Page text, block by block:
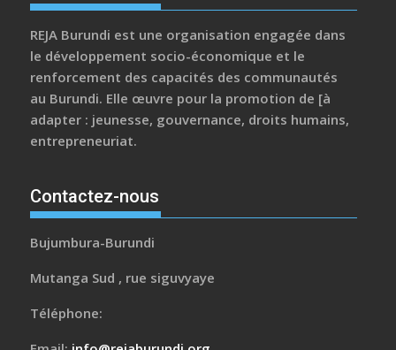
REJA Burundi est une organisation engagée dans
le développement socio-économique et le
renforcement des capacités des communautés
au Burundi. Elle œuvre pour la promotion de [à
adapter : jeunesse, gouvernance, droits humains,
entrepreneuriat.
Contactez-nous
Bujumbura-Burundi
Mutanga Sud , rue siguvyaye
Téléphone: